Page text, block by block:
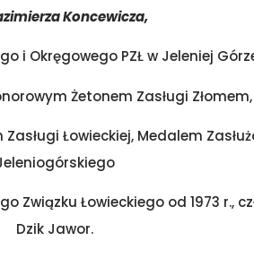
Koncewicza,
i Okręgowego PZŁ w Jeleniej
Żetonem Zasługi
Łowieckiej, Medalem
Związku Łowieckiego od 1973 r.,
Dzik Jawor.